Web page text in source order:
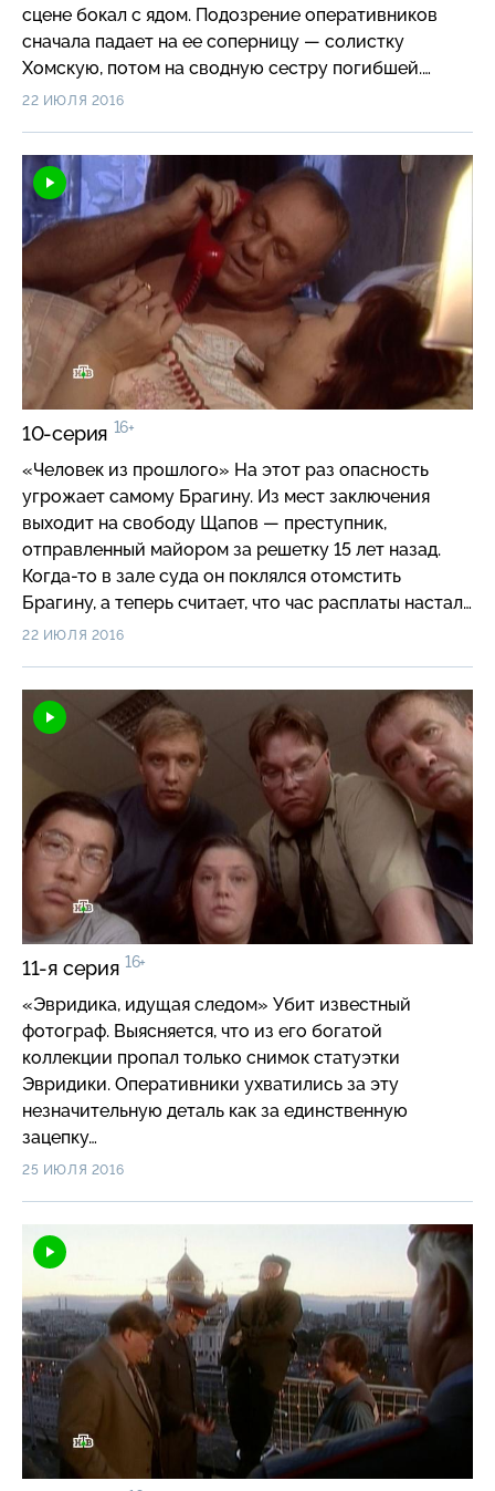
сцене бокал с ядом. Подозрение оперативников
сначала падает на ее соперницу — солистку
Хомскую, потом на сводную сестру погибшей.
В числе подозреваемых и другие завистники, ведь
22 ИЮЛЯ 2016
10-серия 16+
«Человек из прошлого» На этот раз опасность
угрожает самому Брагину. Из мест заключения
выходит на свободу Щапов — преступник,
отправленный майором за решетку 15 лет назад.
Когда-то в зале суда он поклялся отомстить
Брагину, а теперь считает, что час расплаты настал…
22 ИЮЛЯ 2016
11-я серия 16+
«Эвридика, идущая следом» Убит известный
фотограф. Выясняется, что из его богатой
коллекции пропал только снимок статуэтки
Эвридики. Оперативники ухватились за эту
незначительную деталь как за единственную
зацепку…
25 ИЮЛЯ 2016